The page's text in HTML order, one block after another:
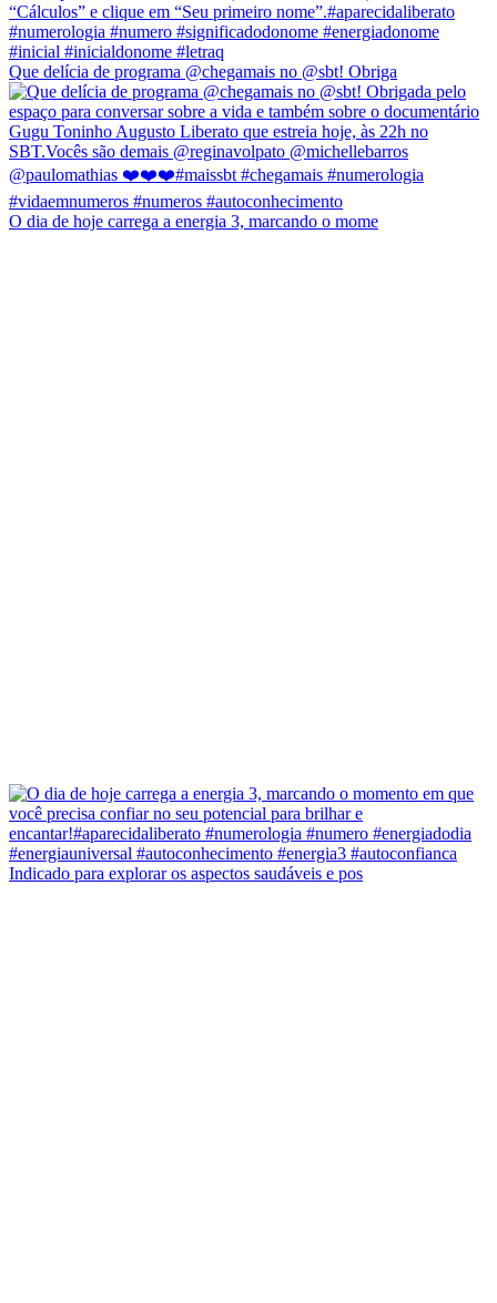
Que delícia de programa @chegamais no @sbt! Obriga
O dia de hoje carrega a energia 3, marcando o mome
Indicado para explorar os aspectos saudáveis e pos